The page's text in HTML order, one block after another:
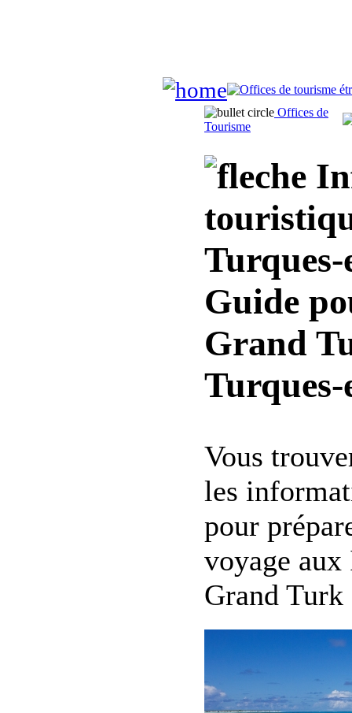
Offices de
Tourisme
Guide
Grand
Vous
les
pour
voyage aux
Grand Turk